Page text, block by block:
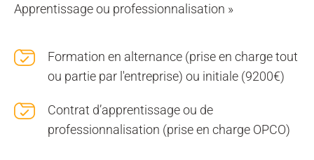
Apprentissage ou professionnalisation »
Formation en alternance (prise en charge tout
ou partie par l'entreprise) ou initiale (9200€)
Contrat d’apprentissage ou de
professionnalisation (prise en charge OPCO)